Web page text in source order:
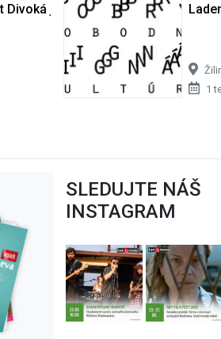
Divoká jazda #bezhanby v
1
SLEDUJTE NÁŠ
INSTAGRAM